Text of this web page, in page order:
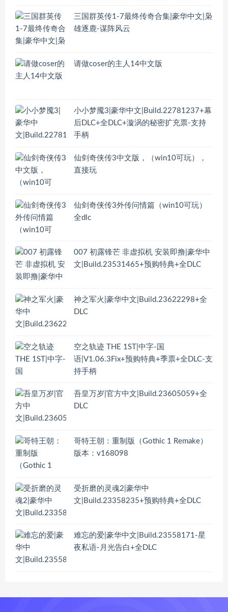
三国群英传1-7最终传奇合集|豪华中文|枭
雄逐鹿-谋阵风云
请做coser的主人14中文版
小小梦魇3|豪华中文|Build.22781237+幕
后DLC+全DLC+漩涡的秘密扩充票-支持
手柄
仙剑奇侠传3中文版，（win10可玩），
直接玩
仙剑奇侠传3外传问情篇（win10可玩）
全dlc
007 初露锋芒 非虚拟机 安装即撸|豪华中
文|Build.23531465+预购特典+全DLC
神之军火|豪华中文|Build.23622298+全
DLC
空之轨迹 THE 1ST|中字-国
语|V1.06.3Fix+预购特典+季票+全DLC-支
持手柄
吾皇万岁|官方中文|Build.23605059+全
DLC
哥特王朝：重制版（Gothic 1 Remake）
版本：v168098
受折磨的灵魂2|豪华中
文|Build.23358235+预购特典+全DLC
难忘的爱|豪华中文|Build.23558171-星
夜私语-月光告白+全DLC